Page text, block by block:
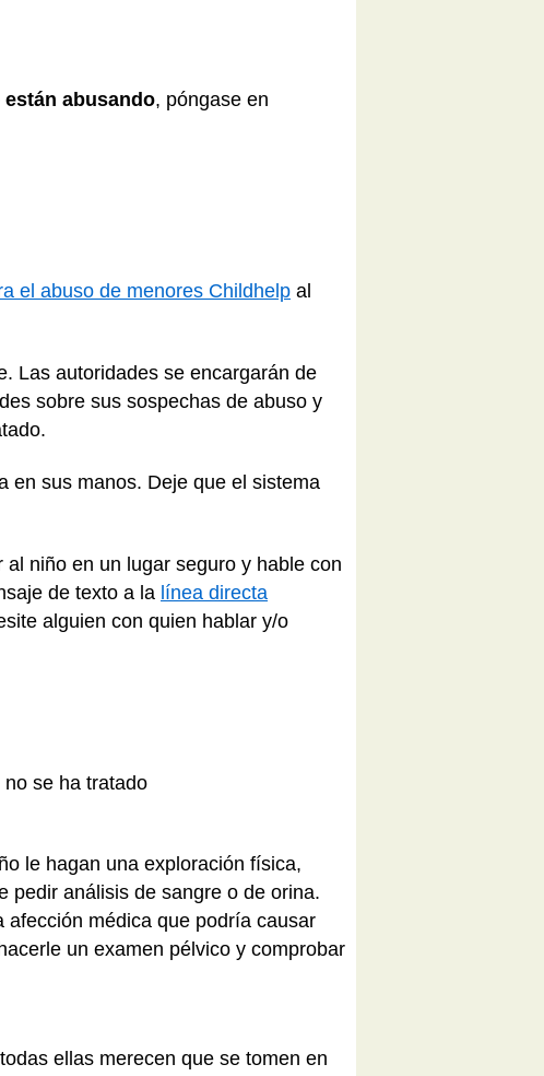
abusando, póngase en
el abuso de menores Childhelp al
Las autoridades se encargarán de
sobre sus sospechas de abuso y
en sus manos. Deje que el sistema
al niño en un lugar seguro y hable con
de texto a la línea directa
alguien con quien hablar y/o
se ha tratado
le hagan una exploración física,
pedir análisis de sangre o de orina.
afección médica que podría causar
un examen pélvico y comprobar
ellas merecen que se tomen en